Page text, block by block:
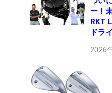
ー！
RKT
ドラ
2026